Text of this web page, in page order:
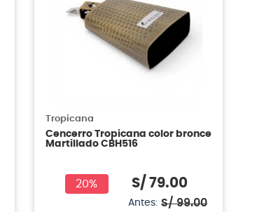
Tropicana
Cencerro Tropicana color bronce
Martillado CBH516
20% S/ 79.00
Antes: S/ 99.00